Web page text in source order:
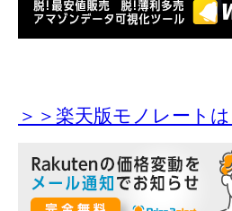
＞＞楽天版モノレート